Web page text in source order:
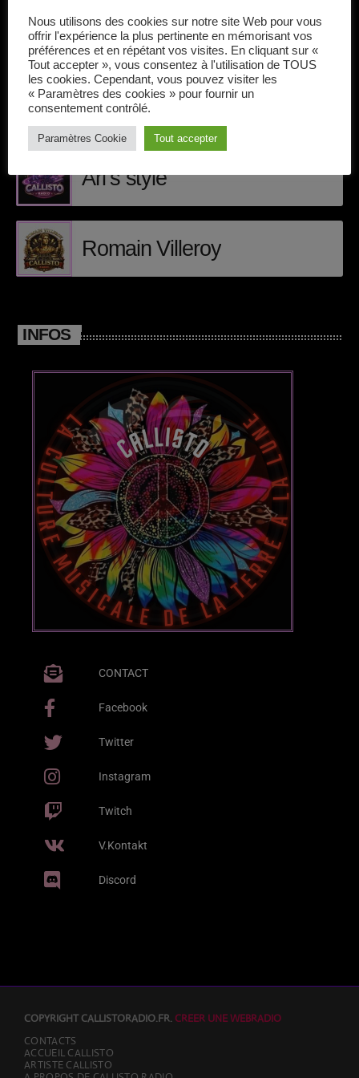
mai 2024
avril 2020
mars 2020
mars 2018
février 2018
janvier 2018
mai 2016
Electronic music
Events
Featured
French touch
Highlights
pop electro
Posts
Video stories
World
EMISSION EN COURS
Playlist Lune
00:00 - 08:00
INTERVENANTS
D-Nervo
Ari’s style
Romain Villeroy
INFOS
CONTACT
Facebook
Twitter
Instagram
Twitch
V.Kontakt
Discord
COPYRIGHT CALLISTORADIO.FR.CREER UNE WEBRADIO
CONTACTS
ACCUEIL CALLISTO
ARTISTE CALLISTO
Nous utilisons des cookies sur notre site Web pour vous
offrir l'expérience la plus pertinente en mémorisant vos
préférences et en répétant vos visites. En cliquant sur «
Tout accepter », vous consentez à l'utilisation de TOUS
les cookies. Cependant, vous pouvez visiter les
« Paramètres des cookies » pour fournir un
consentement contrôlé.
Paramètres Cookie Tout accepter